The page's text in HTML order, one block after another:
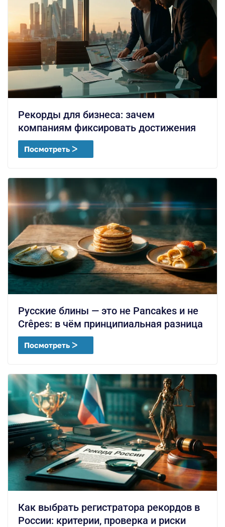
Рекорды для бизнеса: зачем
компаниям фиксировать достижения
Посмотреть ᐳ
Русские блины — это не Pancakes и не
Crêpes: в чём принципиальная разница
Посмотреть ᐳ
Как выбрать регистратора рекордов в
России: критерии, проверка и риски